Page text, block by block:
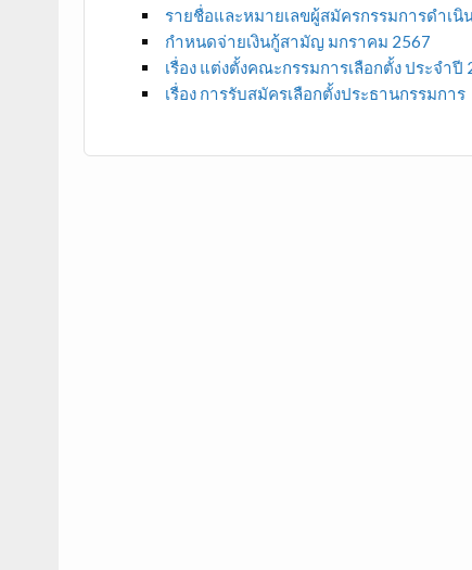
รายชื่อและหมายเลขผู้สมัครกรรมการดำเนิ
กำหนดจ่ายเงินกู้สามัญ มกราคม 2567
เรื่อง แต่งตั้งคณะกรรมการเลือกตั้ง ประจำปี
เรื่อง การรับสมัครเลือกตั้งประธานกรรมการ